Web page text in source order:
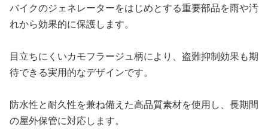
バイクのジェネレーターをはじめとする重要部品を雨や汚
れから効果的に保護します。
目立ちにくいカモフラージュ柄により、盗難抑制効果も期
待できる実用的なデザインです。
防水性と耐久性を兼ね備えた高品質素材を使用し、長期間
の屋外保管に対応します。